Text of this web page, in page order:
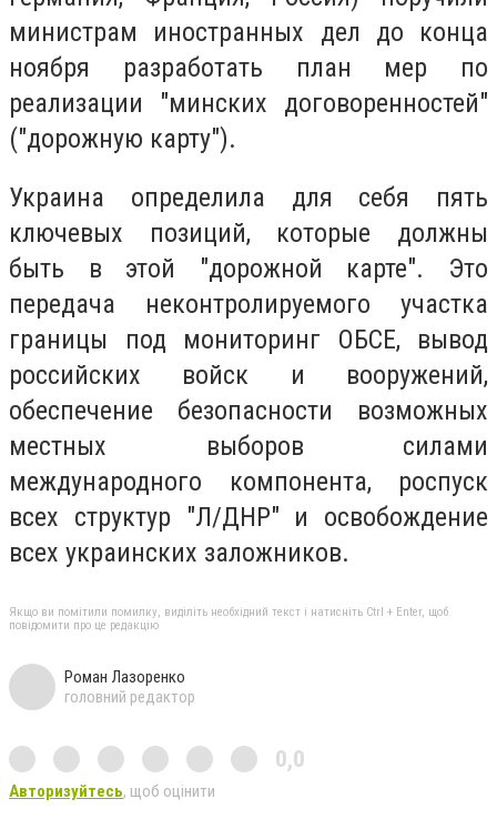
министрам иностранных дел до конца
ноября разработать план мер по
реализации "минских договоренностей"
("дорожную карту").
Украина определила для себя пять
ключевых позиций, которые должны
быть в этой "дорожной карте". Это
передача неконтролируемого участка
границы под мониторинг ОБСЕ, вывод
российских войск и вооружений,
обеспечение безопасности возможных
местных выборов силами
международного компонента, роспуск
всех структур "Л/ДНР" и освобождение
всех украинских заложников.
Якщо ви помітили помилку, виділіть необхідний текст і натисніть Ctrl + Enter, щоб
повідомити про це редакцію
Роман Лазоренко
головний редактор
0,0
Авторизуйтесь, щоб оцінити